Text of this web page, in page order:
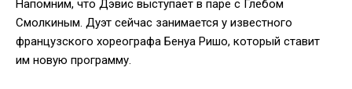
Напомним, что Дэвис выступает в паре с Глебом
Смолкиным. Дуэт сейчас занимается у известного
французского хореографа Бенуа Ришо, который ставит
им новую программу.